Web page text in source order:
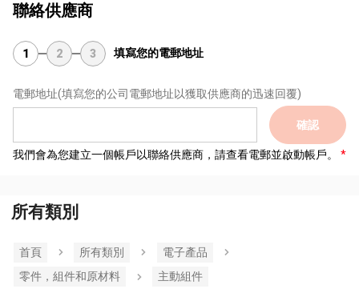
聯絡供應商
1 2 3 填寫您的電郵地址
電郵地址(填寫您的公司電郵地址以獲取供應商的迅速回覆)
確認
我們會為您建立一個帳戶以聯絡供應商，請查看電郵並啟動帳戶。
所有類別
首頁 所有類別
電子產品
零件，組件和原材料
主動組件